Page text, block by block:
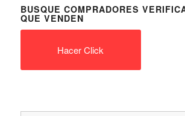
BUSQUE COMPRADORES
QUE VENDEN
Hacer Click